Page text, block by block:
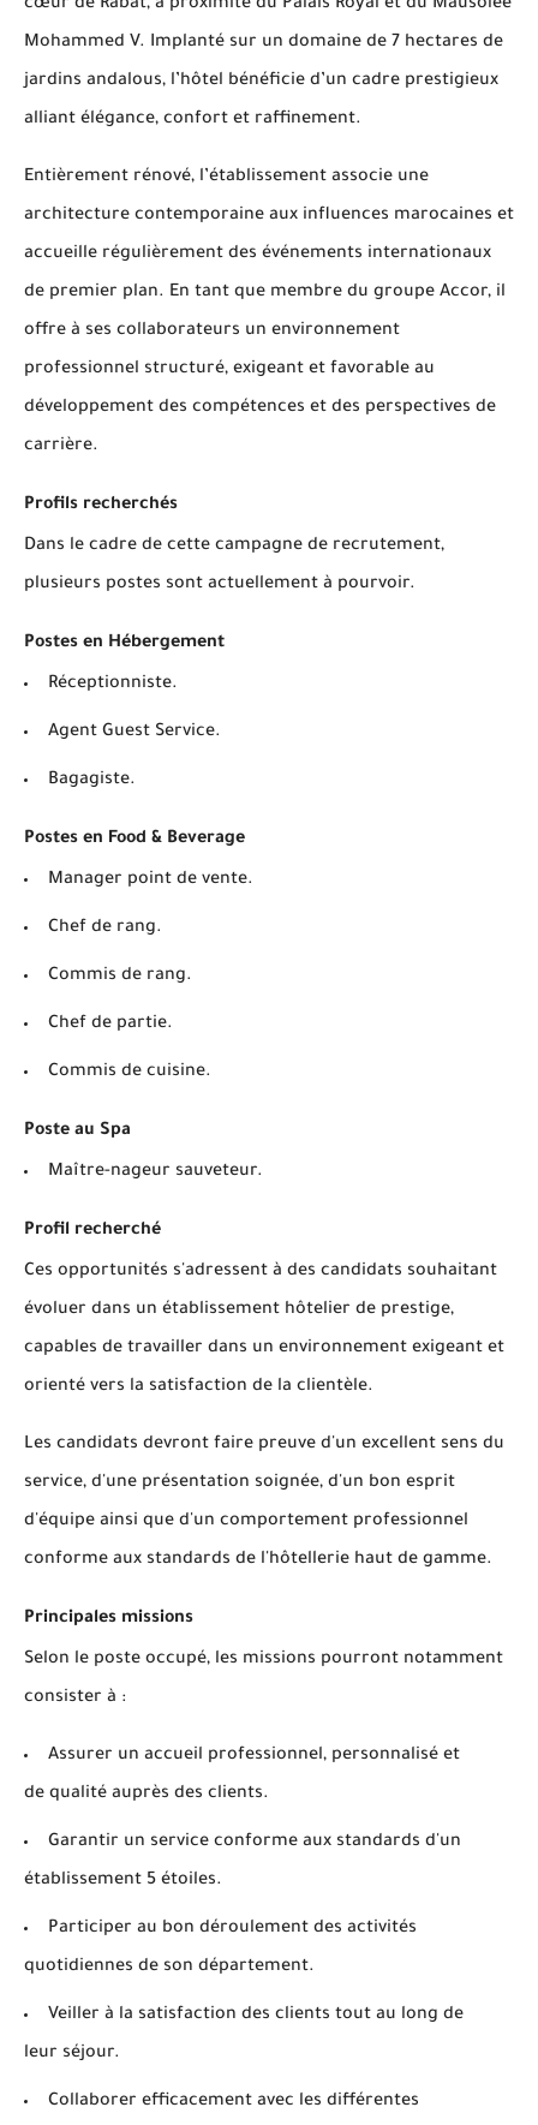
cœur de Rabat, à proximité du Palais Royal et du Mausolée
Mohammed V. Implanté sur un domaine de 7 hectares de
jardins andalous, l’hôtel bénéficie d’un cadre prestigieux
alliant élégance, confort et raffinement.
Entièrement rénové, l’établissement associe une
architecture contemporaine aux influences marocaines et
accueille régulièrement des événements internationaux
de premier plan. En tant que membre du groupe Accor, il
offre à ses collaborateurs un environnement
professionnel structuré, exigeant et favorable au
développement des compétences et des perspectives de
carrière.
Profils recherchés
Dans le cadre de cette campagne de recrutement,
plusieurs postes sont actuellement à pourvoir.
Postes en Hébergement
Réceptionniste.
Agent Guest Service.
Bagagiste.
Postes en Food & Beverage
Manager point de vente.
Chef de rang.
Commis de rang.
Chef de partie.
Commis de cuisine.
Poste au Spa
Maître-nageur sauveteur.
Profil recherché
Ces opportunités s'adressent à des candidats souhaitant
évoluer dans un établissement hôtelier de prestige,
capables de travailler dans un environnement exigeant et
orienté vers la satisfaction de la clientèle.
Les candidats devront faire preuve d'un excellent sens du
service, d'une présentation soignée, d'un bon esprit
d'équipe ainsi que d'un comportement professionnel
conforme aux standards de l'hôtellerie haut de gamme.
Principales missions
Selon le poste occupé, les missions pourront notamment
consister à :
Assurer un accueil professionnel, personnalisé et
de qualité auprès des clients.
Garantir un service conforme aux standards d'un
établissement 5 étoiles.
Participer au bon déroulement des activités
quotidiennes de son département.
Veiller à la satisfaction des clients tout au long de
leur séjour.
Collaborer efficacement avec les différentes